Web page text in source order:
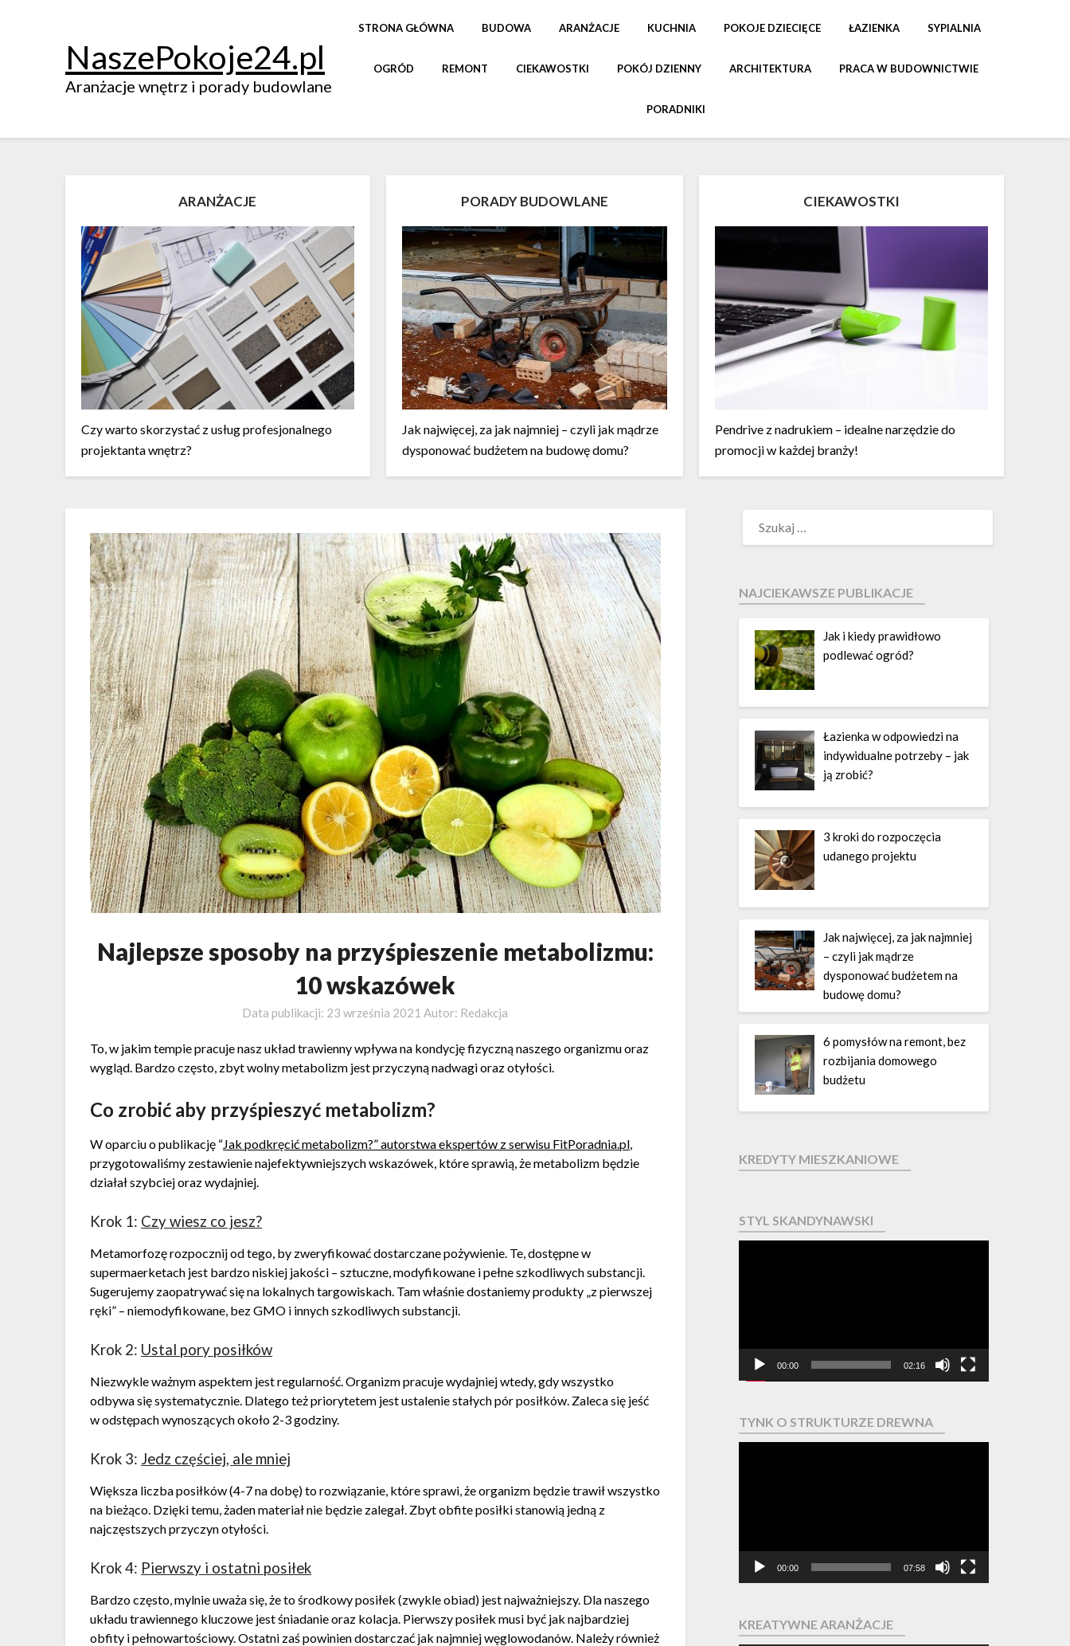
NaszePokoje24.pl
Aranżacje wnętrz i porady budowlane
STRONA GŁÓWNA BUDOWA ARANŻACJE KUCHNIA POKOJE DZIECIĘCE ŁAZIENKA SYPIALNIA
OGRÓD REMONT CIEKAWOSTKI POKÓJ DZIENNY ARCHITEKTURA PRACA W BUDOWNICTWIE
PORADNIKI
ARANŻACJE
Czy warto skorzystać z usług profesjonalnego
projektanta wnętrz?
PORADY BUDOWLANE
Jak najwięcej, za jak najmniej – czyli jak mądrze
dysponować budżetem na budowę domu?
CIEKAWOSTKI
Pendrive z nadrukiem – idealne narzędzie do
promocji w każdej branży!
Najlepsze sposoby na przyśpieszenie metabolizmu:
10 wskazówek
Data publikacji: 23 września 2021 Autor: Redakcja
To, w jakim tempie pracuje nasz układ trawienny wpływa na kondycję fizyczną naszego organizmu oraz
wygląd. Bardzo często, zbyt wolny metabolizm jest przyczyną nadwagi oraz otyłości.
Co zrobić aby przyśpieszyć metabolizm?
W oparciu o publikację “Jak podkręcić metabolizm?” autorstwa ekspertów z serwisu FitPoradnia.pl,
przygotowaliśmy zestawienie najefektywniejszych wskazówek, które sprawią, że metabolizm będzie
działał szybciej oraz wydajniej.
Krok 1: Czy wiesz co jesz?
Metamorfozę rozpocznij od tego, by zweryfikować dostarczane pożywienie. Te, dostępne w
supermaerketach jest bardzo niskiej jakości – sztuczne, modyfikowane i pełne szkodliwych substancji.
Sugerujemy zaopatrywać się na lokalnych targowiskach. Tam właśnie dostaniemy produkty „z pierwszej
ręki” – niemodyfikowane, bez GMO i innych szkodliwych substancji.
Krok 2: Ustal pory posiłków
Niezwykle ważnym aspektem jest regularność. Organizm pracuje wydajniej wtedy, gdy wszystko
odbywa się systematycznie. Dlatego też priorytetem jest ustalenie stałych pór posiłków. Zaleca się jeść
w odstępach wynoszących około 2-3 godziny.
Krok 3: Jedz częściej, ale mniej
Większa liczba posiłków (4-7 na dobę) to rozwiązanie, które sprawi, że organizm będzie trawił wszystko
na bieżąco. Dzięki temu, żaden materiał nie będzie zalegał. Zbyt obfite posiłki stanowią jedną z
najczęstszych przyczyn otyłości.
Krok 4: Pierwszy i ostatni posiłek
Bardzo często, mylnie uważa się, że to środkowy posiłek (zwykle obiad) jest najważniejszy. Dla naszego
układu trawiennego kluczowe jest śniadanie oraz kolacja. Pierwszy posiłek musi być jak najbardziej
obfity i pełnowartościowy. Ostatni zaś powinien dostarczać jak najmniej węglowodanów. Należy również
NAJCIEKAWSZE PUBLIKACJE
Jak i kiedy prawidłowo
podlewać ogród?
Łazienka w odpowiedzi na
indywidualne potrzeby – jak
ją zrobić?
3 kroki do rozpoczęcia
udanego projektu
Jak najwięcej, za jak najmniej
– czyli jak mądrze
dysponować budżetem na
budowę domu?
6 pomysłów na remont, bez
rozbijania domowego
budżetu
KREDYTY MIESZKANIOWE
STYL SKANDYNAWSKI
00:00 02:16
TYNK O STRUKTURZE DREWNA
00:00 07:58
KREATYWNE ARANŻACJE